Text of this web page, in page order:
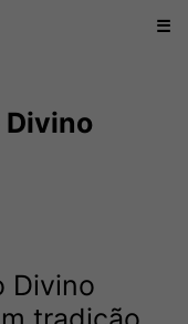
☰
Divino
Divino